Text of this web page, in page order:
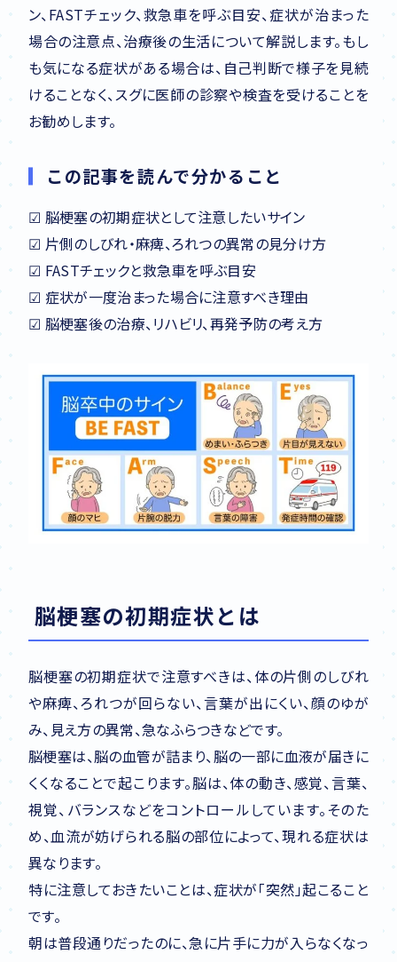
ン、FASTチェック、救急車を呼ぶ目安、症状が治まった
場合の注意点、治療後の生活について解説します。もし
も気になる症状がある場合は、自己判断で様子を見続
けることなく、スグに医師の診察や検査を受けることを
お勧めします。
この記事を読んで分かること
☑ 脳梗塞の初期症状として注意したいサイン
☑ 片側のしびれ・麻痺、ろれつの異常の見分け方
☑ FASTチェックと救急車を呼ぶ目安
☑ 症状が一度治まった場合に注意すべき理由
☑ 脳梗塞後の治療、リハビリ、再発予防の考え方
脳梗塞の初期症状とは
脳梗塞の初期症状で注意すべきは、体の片側のしびれ
や麻痺、ろれつが回らない、言葉が出にくい、顔のゆが
み、見え方の異常、急なふらつきなどです。
脳梗塞は、脳の血管が詰まり、脳の一部に血液が届きに
くくなることで起こります。脳は、体の動き、感覚、言葉、
視覚、バランスなどをコントロールしています。そのた
め、血流が妨げられる脳の部位によって、現れる症状は
異なります。
特に注意しておきたいことは、症状が「突然」起こること
です。
朝は普段通りだったのに、急に片手に力が入らなくなっ